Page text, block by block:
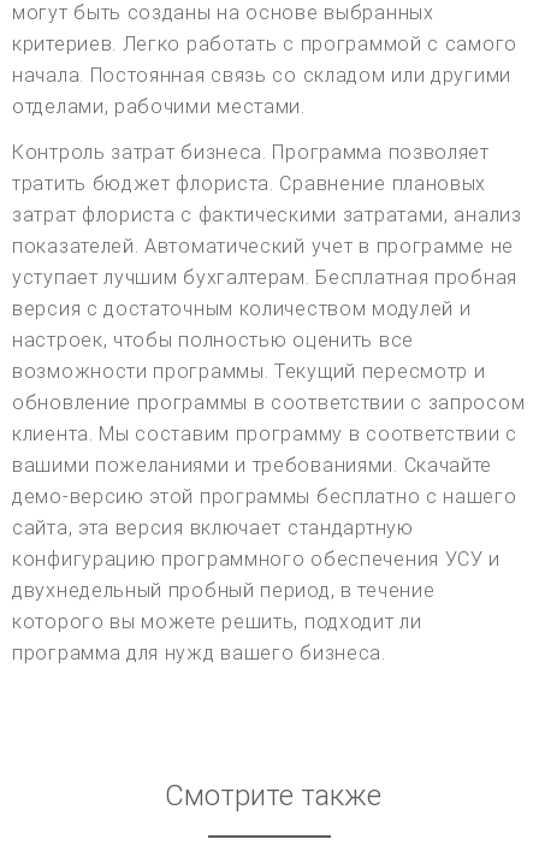
могут быть созданы на основе выбранных
критериев. Легко работать с программой с самого
начала. Постоянная связь со складом или другими
отделами, рабочими местами.
Контроль затрат бизнеса. Программа позволяет
тратить бюджет флориста. Сравнение плановых
затрат флориста с фактическими затратами, анализ
показателей. Автоматический учет в программе не
уступает лучшим бухгалтерам. Бесплатная пробная
версия с достаточным количеством модулей и
настроек, чтобы полностью оценить все
возможности программы. Текущий пересмотр и
обновление программы в соответствии с запросом
клиента. Мы составим программу в соответствии с
вашими пожеланиями и требованиями. Скачайте
демо-версию этой программы бесплатно с нашего
сайта, эта версия включает стандартную
конфигурацию программного обеспечения УСУ и
двухнедельный пробный период, в течение
которого вы можете решить, подходит ли
программа для нужд вашего бизнеса.
Смотрите также